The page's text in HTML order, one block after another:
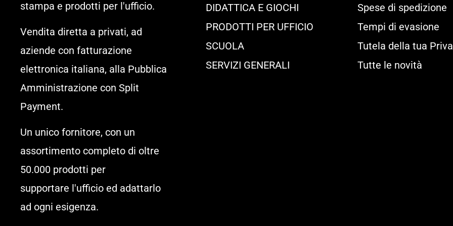
stampa e prodotti per l'ufficio.
Vendita diretta a privati, ad
aziende con fatturazione
elettronica italiana, alla Pubblica
Amministrazione con Split
Payment.
Un unico fornitore, con un
assortimento completo di oltre
50.000 prodotti per
supportare l'ufficio ed adattarlo
ad ogni esigenza.
DIDATTICA E GIOCHI
PRODOTTI PER UFFICIO
SCUOLA
SERVIZI GENERALI
Spese di spedizione
Tempi di evasione
Tutela della tua
Tutte le novità